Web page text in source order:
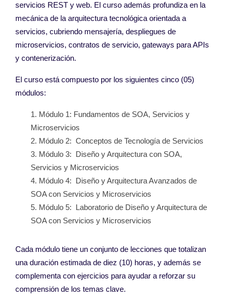
servicios REST y web. El curso además profundiza en la
mecánica de la arquitectura tecnológica orientada a
servicios, cubriendo mensajería, despliegues de
microservicios, contratos de servicio, gateways para APIs
y contenerización.
El curso está compuesto por los siguientes cinco (05)
módulos:
Módulo 1: Fundamentos de SOA, Servicios y
Microservicios
Módulo 2: Conceptos de Tecnología de Servicios
Módulo 3: Diseño y Arquitectura con SOA,
Servicios y Microservicios
Módulo 4: Diseño y ArquitecturaAvanzados de
SOA con Servicios y Microservicios
Módulo 5: Laboratorio de Diseño yArquitectura de
SOA con Servicios y Microservicios
Cada módulo tiene un conjunto de lecciones que totalizan
una duración estimada de diez (10) horas, y además se
complementa con ejercicios para ayudar a reforzar su
comprensión de los temas clave.